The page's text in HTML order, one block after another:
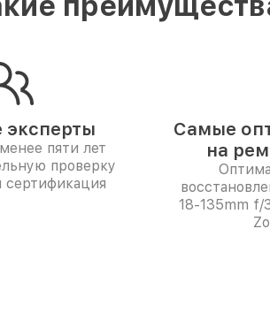
пяти лет
проверку
сертификация
Самые
на
18-135mm f/